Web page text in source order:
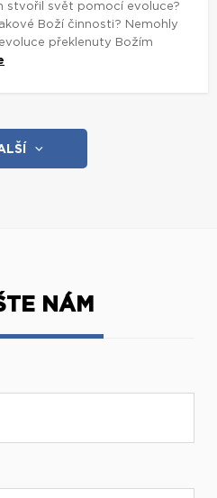
stvořil svět pomocí evoluce?
Boží činnosti? Nemohly
překlenuty Božím
NÁM